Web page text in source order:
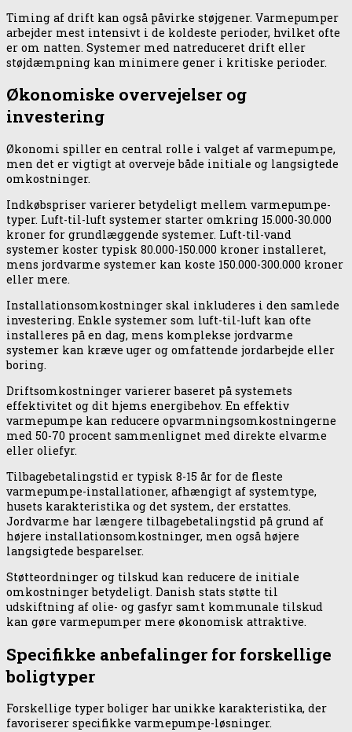
Timing af drift kan også påvirke støjgener. Varmepumper
arbejder mest intensivt i de koldeste perioder, hvilket ofte
er om natten. Systemer med natreduceret drift eller
støjdæmpning kan minimere gener i kritiske perioder.
Økonomiske overvejelser og
investering
Økonomi spiller en central rolle i valget af varmepumpe,
men det er vigtigt at overveje både initiale og langsigtede
omkostninger.
Indkøbspriser varierer betydeligt mellem varmepumpe-
typer. Luft-til-luft systemer starter omkring 15.000-30.000
kroner for grundlæggende systemer. Luft-til-vand
systemer koster typisk 80.000-150.000 kroner installeret,
mens jordvarme systemer kan koste 150.000-300.000 kroner
eller mere.
Installationsomkostninger skal inkluderes i den samlede
investering. Enkle systemer som luft-til-luft kan ofte
installeres på en dag, mens komplekse jordvarme
systemer kan kræve uger og omfattende jordarbejde eller
boring.
Driftsomkostninger varierer baseret på systemets
effektivitet og dit hjems energibehov. En effektiv
varmepumpe kan reducere opvarmningsomkostningerne
med 50-70 procent sammenlignet med direkte elvarme
eller oliefyr.
Tilbagebetalingstid er typisk 8-15 år for de fleste
varmepumpe-installationer, afhængigt af systemtype,
husets karakteristika og det system, der erstattes.
Jordvarme har længere tilbagebetalingstid på grund af
højere installationsomkostninger, men også højere
langsigtede besparelser.
Støtteordninger og tilskud kan reducere de initiale
omkostninger betydeligt. Danish stats støtte til
udskiftning af olie- og gasfyr samt kommunale tilskud
kan gøre varmepumper mere økonomisk attraktive.
Specifikke anbefalinger for forskellige
boligtyper
Forskellige typer boliger har unikke karakteristika, der
favoriserer specifikke varmepumpe-løsninger.